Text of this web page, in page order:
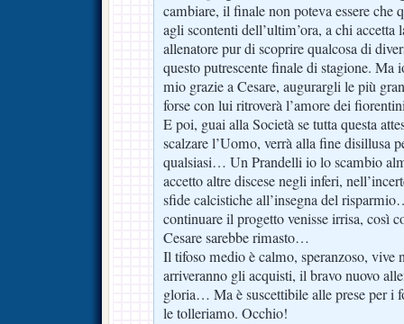
cambiare, il finale non poteva essere che
agli scontenti dell’ultim’ora, a chi accetta
allenatore pur di scoprire qualcosa di
questo putrescente finale di stagione.
mio grazie a Cesare, augurargli le più
forse con lui ritroverà l’amore dei
E poi, guai alla Società se tutta questa
scalzare l’Uomo, verrà alla fine disillusa
qualsiasi… Un Prandelli io lo scambio
accetto altre discese negli inferi,
sfide calcistiche all’insegna del
continuare il progetto venisse irrisa, così
Cesare sarebbe rimasto…
Il tifoso medio è calmo, speranzoso, vive
arriveranno gli acquisti, il bravo nuovo
gloria… Ma è suscettibile alle prese per i
le tolleriamo. Occhio!